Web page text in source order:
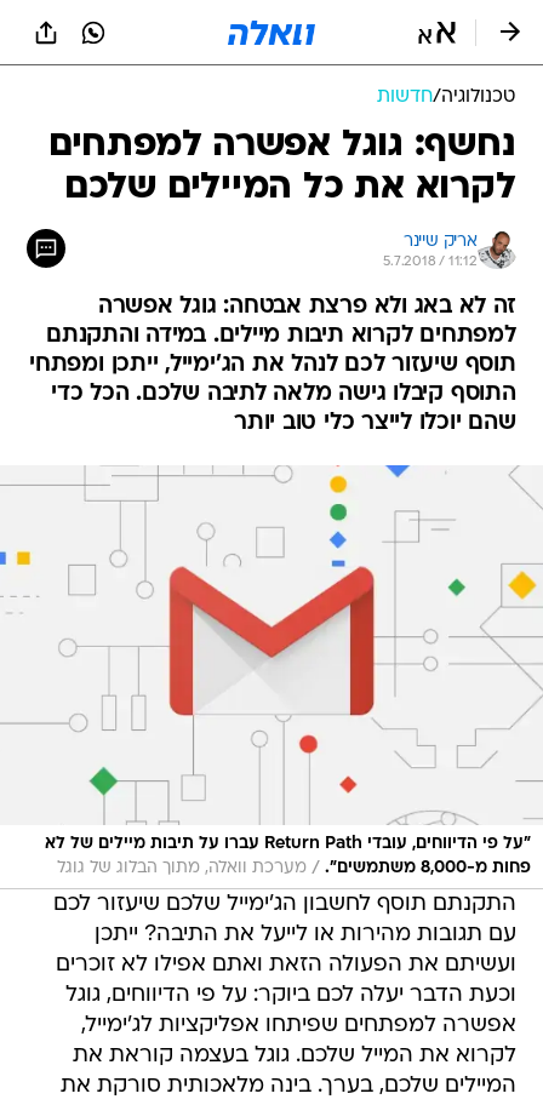
טכנולוגיה/חדשות
נחשף: גוגל אפשרה למפתחים
לקרוא את כל המיילים שלכם
אריק שיינר
5.7.2018 / 11:12
זה לא באג ולא פרצת אבטחה: גוגל אפשרה
למפתחים לקרוא תיבות מיילים. במידה והתקנתם
תוסף שיעזור לכם לנהל את הג'ימייל, ייתכן ומפתחי
התוסף קיבלו גישה מלאה לתיבה שלכם. הכל כדי
שהם יוכלו לייצר כלי טוב יותר
"על פי הדיווחים, עובדי Return Path עברו על תיבות מיילים של לא
פחות מ-8,000 משתמשים".
/ מערכת וואלה, מתוך הבלוג של גוגל
התקנתם תוסף לחשבון הג'ימייל שלכם שיעזור לכם
עם תגובות מהירות או לייעל את התיבה? ייתכן
ועשיתם את הפעולה הזאת ואתם אפילו לא זוכרים
וכעת הדבר יעלה לכם ביוקר: על פי הדיווחים, גוגל
אפשרה למפתחים שפיתחו אפליקציות לג'ימייל,
לקרוא את המייל שלכם. גוגל בעצמה קוראת את
המיילים שלכם, בערך. בינה מלאכותית סורקת את